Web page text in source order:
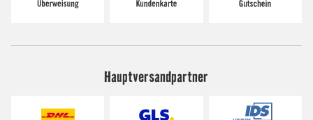
Hauptversandpartner